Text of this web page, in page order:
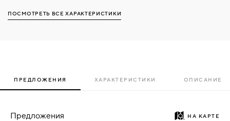
ПОСМОТРЕТЬ ВСЕ ХАРАКТЕРИСТИКИ
ПРЕДЛОЖЕНИЯ ХАРАКТЕРИСТИКИ ОПИСАНИЕ
Предложения НА КАРТЕ